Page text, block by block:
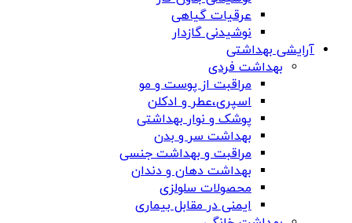
عرقیات گیاهی
نوشیدنی گازدار
آرایشی بهداشتی
بهداشت فردی
مراقبت از پوست و مو
اسپری،عطر و ادکلن
پوشک و نوار بهداشتی
بهداشت سر و بدن
مراقبت و بهداشت جنسی
بهداشت دهان و دندان
محصولات سلولزی
ایمنی در مقابل بیماری